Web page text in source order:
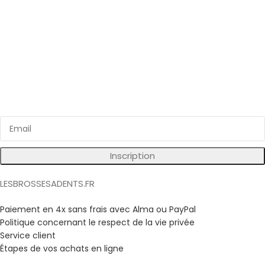
Inscription
LESBROSSESADENTS.FR
Paiement en 4x sans frais avec Alma ou PayPal
Politique concernant le respect de la vie privée
Service client
Étapes de vos achats en ligne